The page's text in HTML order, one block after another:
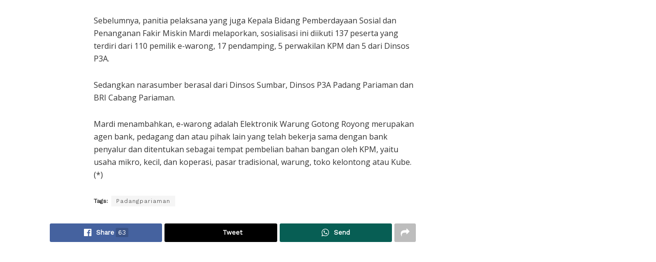
Sebelumnya, panitia pelaksana yang juga Kepala Bidang Pemberdayaan Sosial dan
Penanganan Fakir Miskin Mardi melaporkan, sosialisasi ini diikuti 137 peserta yang
terdiri dari 110 pemilik e-warong, 17 pendamping, 5 perwakilan KPM dan 5 dari Dinsos
P3A.
Sedangkan narasumber berasal dari Dinsos Sumbar, Dinsos P3A Padang Pariaman dan
BRI Cabang Pariaman.
Mardi menambahkan, e-warong adalah Elektronik Warung Gotong Royong merupakan
agen bank, pedagang dan atau pihak lain yang telah bekerja sama dengan bank
penyalur dan ditentukan sebagai tempat pembelian bahan bangan oleh KPM, yaitu
usaha mikro, kecil, dan koperasi, pasar tradisional, warung, toko kelontong atau Kube.
(*)
Tags: Padangpariaman
Share 63 Tweet Send